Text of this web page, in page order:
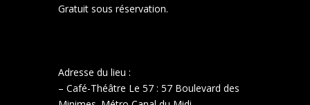
Gratuit sous réservation.
Adresse du lieu :
– Café-Théâtre Le 57 : 57 Boulevard des